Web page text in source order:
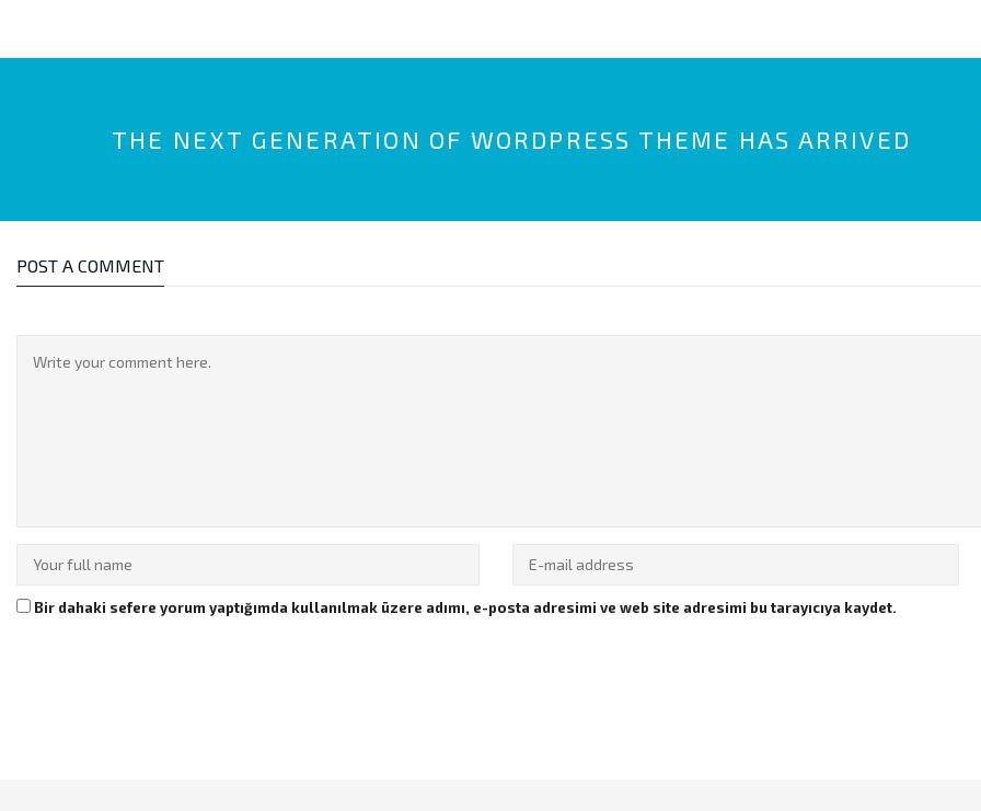
THE NEXT GENERATION OF WORDPRESS THEME HAS ARRIVED
POST A COMMENT
Bir dahaki sefere yorum yaptığımda kullanılmak üzere adımı, e-posta adresimi ve web site adresimi bu tarayıcıya kaydet.